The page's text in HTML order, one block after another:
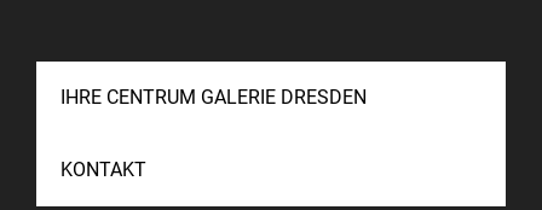
IHRE CENTRUM GALERIE DRESDEN
KONTAKT